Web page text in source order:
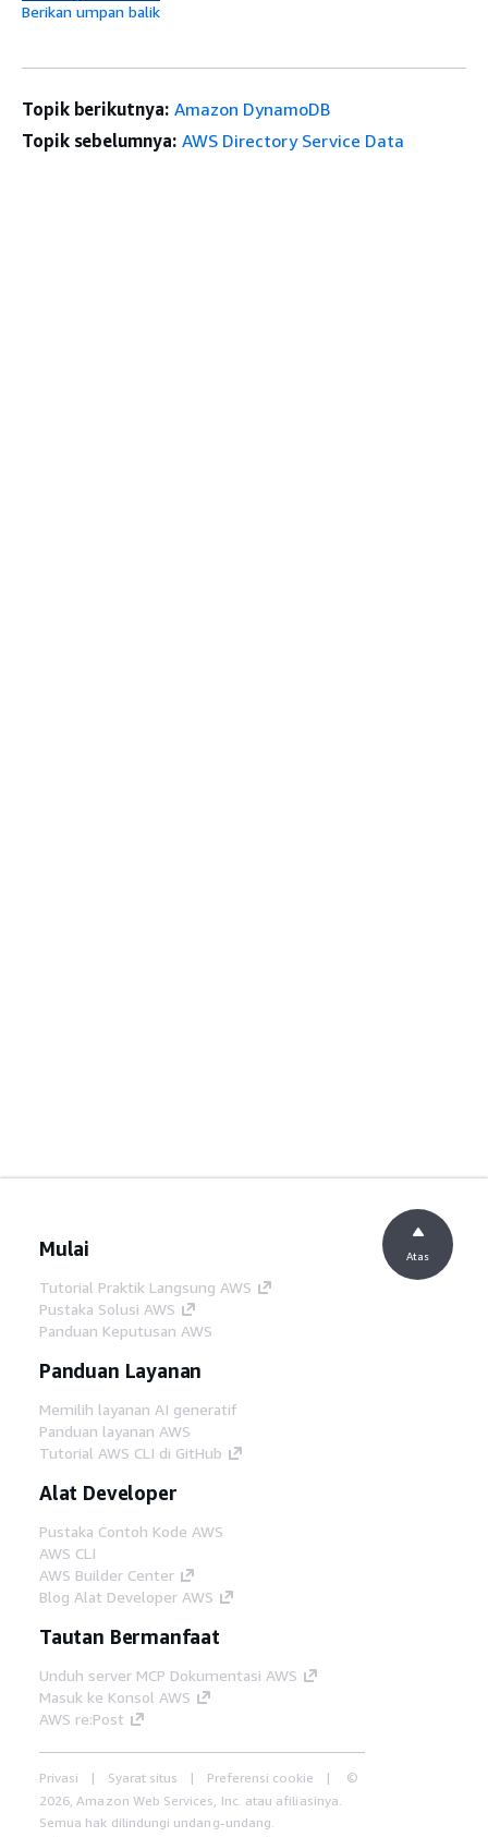
Berikan umpan balik
Topik berikutnya: Amazon DynamoDB
Topik sebelumnya: AWS Directory Service Data
Mulai
Tutorial Praktik Langsung AWS
Pustaka Solusi AWS
Panduan Keputusan AWS
Panduan Layanan
Memilih layanan AI generatif
Panduan layanan AWS
Tutorial AWS CLI di GitHub
Alat Developer
Pustaka Contoh Kode AWS
AWS CLI
AWS Builder Center
Blog Alat Developer AWS
Tautan Bermanfaat
Unduh server MCP Dokumentasi AWS
Masuk ke Konsol AWS
AWS re:Post
Privasi Syarat situs Preferensi cookie
©
2026, Amazon Web Services, Inc. atau afiliasinya.
Semua hak dilindungi undang-undang.
Atas